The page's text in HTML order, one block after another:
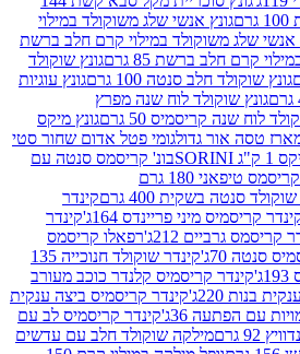
אנשי שלג משוקולד במילוי
במילוי קרם חלב ברשת
85 גרם
גונץ שוקולד
סנטה 100 גרם
גונץ עוגיות
לוח שנה מפרץ
50 גרם
גונץ מיקס
גדולגומי פטל אדום שחור סטי
בונ' קריסמס סנטה עם
בונ' קריסמס טיפאני 180 גרם
קינדר
פריינדס 164ג'
קינדר
212ג'
רפאלו קריסמס
קינדר שוקולד חנוכייה 135
קריסמיס קלנדר כוכב מעורב
קינדר קריסמיס ביצה ענקית
36ג'
קינדר קריסמיס לב עם
מילקה שוקולד חלב עם עדשים